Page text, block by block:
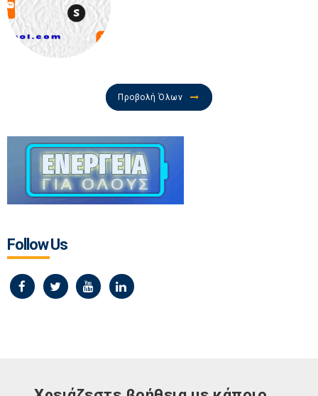
Προβολή Όλων
Follow Us